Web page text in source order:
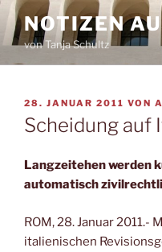
Zum
Inhalt
springen
NOTIZEN
von Tanja Schultz
VERÖFFENTLICHT
AM
28. JANUAR 2011 VON
Scheidung auf
Langzeitehen werden
automatisch
ROM, 28. Januar 2011.-
italienischen